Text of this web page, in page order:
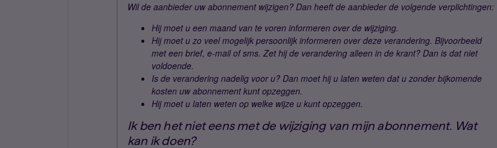
Wil de aanbieder uw abonnement wijzigen? Dan heeft de aanbieder de volgende verplichtingen:
Hij moet u een maand van te voren informeren over de wijziging.
Hij moet u zo veel mogelijk persoonlijk informeren over deze verandering. Bijvoorbeeld
met een brief, e-mail of sms. Zet hij de verandering alleen in de krant? Dan is dat niet
voldoende.
Is de verandering nadelig voor u? Dan moet hij u laten weten dat u zonder bijkomende
kosten uw abonnement kunt opzeggen.
Hij moet u laten weten op welke wijze u kunt opzeggen.
Ik ben het niet eens met de wijziging van mijn abonnement. Wat
kan ik doen?